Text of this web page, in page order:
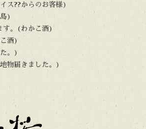
ス??からのお客様)
)
す。(わかこ酒)
酒)
。)
物届きました。)